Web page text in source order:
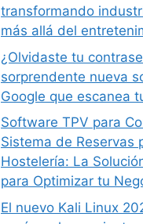
transformando
más allá del
¿Olvidaste tu
sorprendente nueva
Google que escanea
Software TPV para
Sistema de Reservas
Hostelería: La
para Optimizar tu
El nuevo Kali Linux